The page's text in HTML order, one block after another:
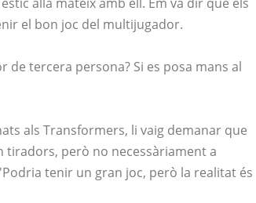
el bon joc del multijugador.
tercera persona? Si es posa mans al
als Transformers, li vaig demanar que
tiradors, però no necessàriament a
tenir un gran joc, però la realitat és